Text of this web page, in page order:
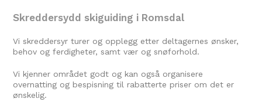
Skreddersydd skiguiding i Romsdal
Vi skreddersyr turer og opplegg etter deltagernes ønsker,
behov og ferdigheter, samt vær og snøforhold.
Vi kjenner området godt og kan også organisere
overnatting og bespisning til rabatterte priser om det er
ønskelig.